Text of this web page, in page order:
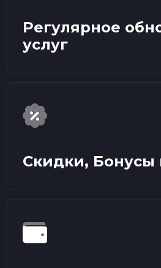
Регулярное
услуг
Скидки, Бонусы